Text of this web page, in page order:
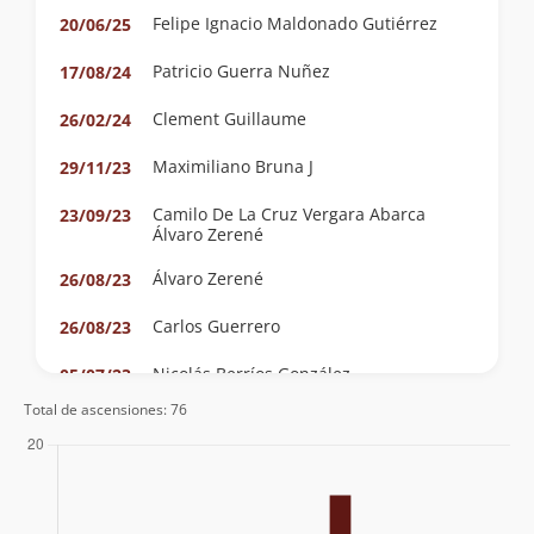
20/06/25 Felipe Ignacio Maldonado Gutiérrez
17/08/24 Patricio Guerra Nuñez
26/02/24 Clement Guillaume
29/11/23 Maximiliano Bruna J
23/09/23
Camilo De La Cruz Vergara Abarca
Álvaro Zerené
26/08/23
Álvaro Zerené
26/08/23 Carlos Guerrero
05/07/23
Nicolás Berríos González
Total de ascensiones: 76